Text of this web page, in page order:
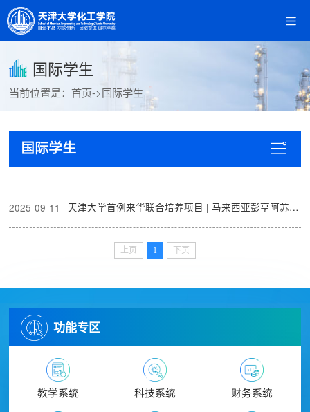
国际学生
当前位置是：首页->国际学生
2025-09-11 天津大学首例来华联合培养项目 | 马来西亚彭亨阿苏丹阿都拉大学首批来华2+2联培留学生...
上页 1 下页
国际学生
功能专区
教学系统 科技系统 财务系统